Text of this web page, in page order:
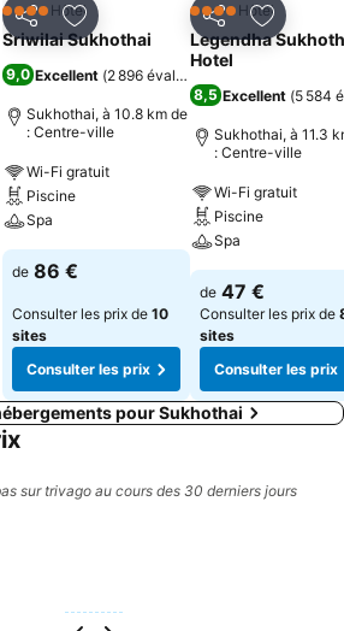
favoris
PartagerAjouter à mes favoris
4 ÉtoilesHôtel
Sriwilai Sukhothai
9,0 Excellent (2 896 évaluations
Sukhothai, à 10.8 km de
: Centre-ville
Wi-Fi gratuit
Piscine
Spa
de 86 €
Consulter les prix de 10
sites
Consulter les prix
PartagerAjouter
4 ÉtoilesHôtel
Legendha
Hotel
8,5 Excellent (5 584
Sukhothai, à 11.3
: Centre-ville
Wi-Fi gratuit
Piscine
Spa
de 47 €
Consulter les prix de
sites
Consulter les prix
pour Sukhothai
sur trivago au cours des 30 derniers jours